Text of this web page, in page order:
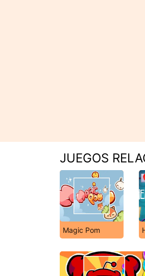
JUEGOS
Magic Pom